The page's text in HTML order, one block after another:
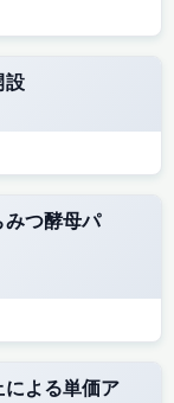
設
みつ酵母パ
よる単価ア